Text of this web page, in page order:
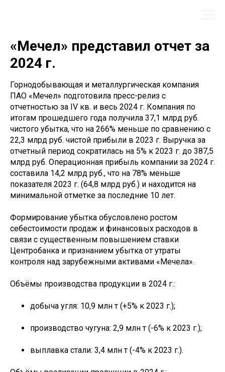
«Мечел» представил отчет за
2024 г.
Горнодобывающая и металлургическая компания
ПАО «Мечел» подготовила пресс-релиз с
отчетностью за IV кв. и весь 2024 г. Компания по
итогам прошедшего года получила 37,1 млрд руб.
чистого убытка, что на 266% меньше по сравнению с
22,3 млрд руб. чистой прибыли в 2023 г. Выручка за
отчетный период сократилась на 5% к 2023 г. до 387,5
млрд руб. Операционная прибыль компании за 2024 г.
составила 14,2 млрд руб., что на 78% меньше
показателя 2023 г. (64,8 млрд руб.) и находится на
минимальной отметке за последние 10 лет.
Формирование убытка обусловлено ростом
себестоимости продаж и финансовых расходов в
связи с существенным повышением ставки
Центробанка и признанием убытка от утраты
контроля над зарубежными активами «Мечела».
Объёмы производства продукции в 2024 г.:
добыча угля: 10,9 млн т (+5% к 2023 г.);
производство чугуна: 2,9 млн т (-6% к 2023 г.);
выплавка стали: 3,4 млн т (-4% к 2023 г.).